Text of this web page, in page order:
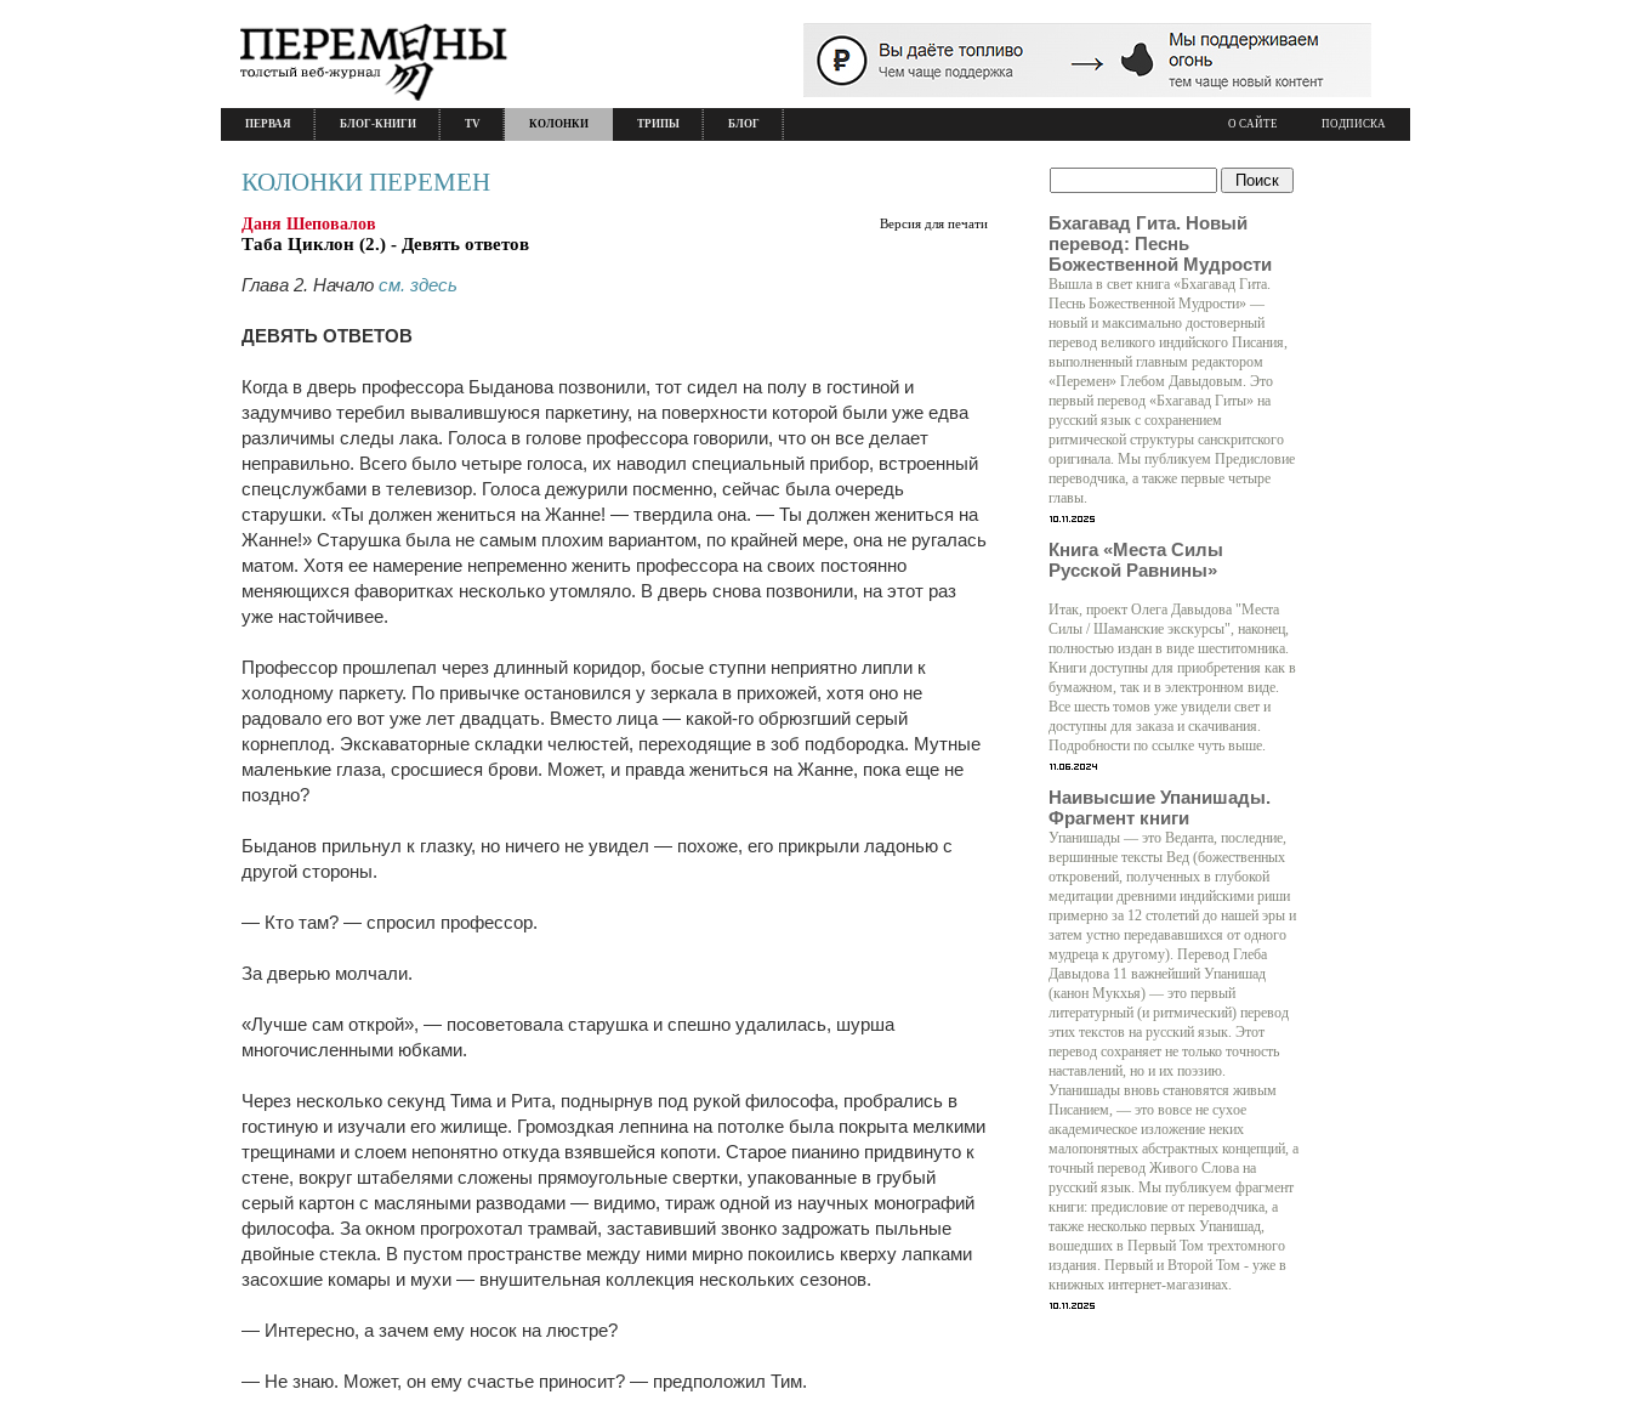
О САЙТЕ ПОДПИСКА
ПЕРВАЯ БЛОГ-КНИГИ TV КОЛОНКИ ТРИПЫ БЛОГ
КОЛОНКИ ПЕРЕМЕН
Даня Шеповалов Версия для печати
Таба Циклон (2.) - Девять ответов
Глава 2. Начало см. здесь
ДЕВЯТЬ ОТВЕТОВ
Когда в дверь профессора Быданова позвонили, тот сидел на полу в гостиной и
задумчиво теребил вывалившуюся паркетину, на поверхности которой были уже едва
различимы следы лака. Голоса в голове профессора говорили, что он все делает
неправильно. Всего было четыре голоса, их наводил специальный прибор, встроенный
спецслужбами в телевизор. Голоса дежурили посменно, сейчас была очередь
старушки. «Ты должен жениться на Жанне! — твердила она. — Ты должен жениться на
Жанне!» Старушка была не самым плохим вариантом, по крайней мере, она не ругалась
матом. Хотя ее намерение непременно женить профессора на своих постоянно
меняющихся фаворитках несколько утомляло. В дверь снова позвонили, на этот раз
уже настойчивее.
Профессор прошлепал через длинный коридор, босые ступни неприятно липли к
холодному паркету. По привычке остановился у зеркала в прихожей, хотя оно не
радовало его вот уже лет двадцать. Вместо лица — какой-го обрюзгший серый
корнеплод. Экскаваторные складки челюстей, переходящие в зоб подбородка. Мутные
маленькие глаза, сросшиеся брови. Может, и правда жениться на Жанне, пока еще не
поздно?
Быданов прильнул к глазку, но ничего не увидел — похоже, его прикрыли ладонью с
другой стороны.
— Кто там? — спросил профессор.
За дверью молчали.
«Лучше сам открой», — посоветовала старушка и спешно удалилась, шурша
многочисленными юбками.
Через несколько секунд Тима и Рита, поднырнув под рукой философа, пробрались в
гостиную и изучали его жилище. Громоздкая лепнина на потолке была покрыта мелкими
трещинами и слоем непонятно откуда взявшейся копоти. Старое пианино придвинуто к
стене, вокруг штабелями сложены прямоугольные свертки, упакованные в грубый
серый картон с масляными разводами — видимо, тираж одной из научных монографий
философа. За окном прогрохотал трамвай, заставивший звонко задрожать пыльные
двойные стекла. В пустом пространстве между ними мирно покоились кверху лапками
засохшие комары и мухи — внушительная коллекция нескольких сезонов.
— Интересно, а зачем ему носок на люстре?
— Не знаю. Может, он ему счастье приносит? — предположил Тим.
Бхагавад Гита. Новый
перевод: Песнь
Божественной Мудрости
Вышла в свет книга «Бхагавад Гита.
Песнь Божественной Мудрости» —
новый и максимально достоверный
перевод великого индийского Писания,
выполненный главным редактором
«Перемен» Глебом Давыдовым. Это
первый перевод «Бхагавад Гиты» на
русский язык с сохранением
ритмической структуры санскритского
оригинала. Мы публикуем Предисловие
переводчика, а также первые четыре
главы.
Книга «Места Силы
Русской Равнины»
Итак, проект Олега Давыдова "Места
Силы / Шаманские экскурсы", наконец,
полностью издан в виде шеститомника.
Книги доступны для приобретения как в
бумажном, так и в электронном виде.
Все шесть томов уже увидели свет и
доступны для заказа и скачивания.
Подробности по ссылке чуть выше.
Наивысшие Упанишады.
Фрагмент книги
Упанишады — это Веданта, последние,
вершинные тексты Вед (божественных
откровений, полученных в глубокой
медитации древними индийскими риши
примерно за 12 столетий до нашей эры и
затем устно передававшихся от одного
мудреца к другому). Перевод Глеба
Давыдова 11 важнейший Упанишад
(канон Мукхья) — это первый
литературный (и ритмический) перевод
этих текстов на русский язык. Этот
перевод сохраняет не только точность
наставлений, но и их поэзию.
Упанишады вновь становятся живым
Писанием, — это вовсе не сухое
академическое изложение неких
малопонятных абстрактных концепций, а
точный перевод Живого Слова на
русский язык. Мы публикуем фрагмент
книги: предисловие от переводчика, а
также несколько первых Упанишад,
вошедших в Первый Том трехтомного
издания. Первый и Второй Том - уже в
книжных интернет-магазинах.